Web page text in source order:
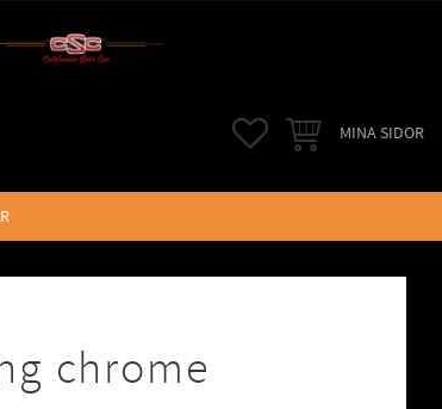
FAVORITER
KUNDVAGNMINA SIDOR
chrome